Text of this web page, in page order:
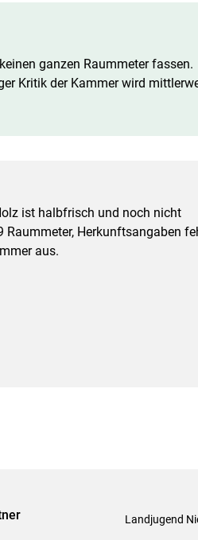
ganzen Raummeter fassen.
Kritik der Kammer wird
ist halbfrisch und noch nicht
Herkunftsangaben
aus.
Landjugend